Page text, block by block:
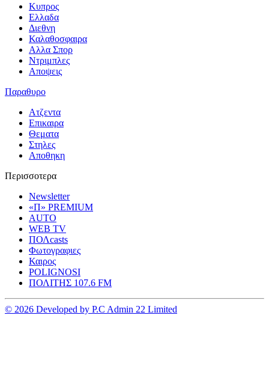
Κυπρος
Ελλαδα
Διεθνη
Καλαθοσφαιρα
Αλλα Σπορ
Ντριμπλες
Αποψεις
Παραθυρο
Ατζεντα
Επικαιρα
Θεματα
Στηλες
Αποθηκη
Περισσοτερα
Newsletter
«Π» PREMIUM
AUTO
WEB TV
ΠΟΛcasts
Φωτογραφιες
Καιρος
POLIGNOSI
ΠΟΛΙΤΗΣ 107.6 FM
© 2026 Developed by P.C Admin 22 Limited